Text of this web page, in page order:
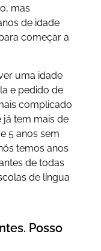
mas
de idade
começar a
uma idade
e pedido de
complicado
tem mais de
5 anos sem
temos anos
de todas
de língua
Posso